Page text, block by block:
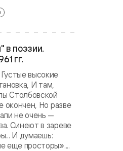
в поэзии.
гг.
высокие
И там,
Столбовской
окончен, Но разве
не очень —
Синеют в зареве
И думаешь:
еще просторы»....